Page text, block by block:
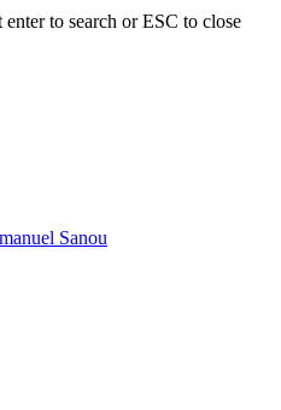
enter to search or ESC to close
Sanou